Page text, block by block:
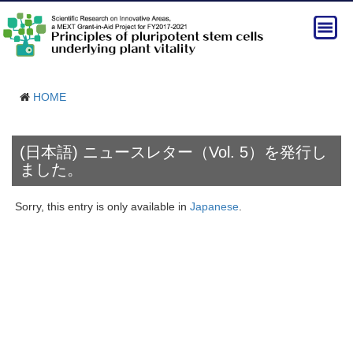
HOME
(日本語) ニュースレター（Vol. 5）を発行し
ました。
Sorry, this entry is only available in Japanese